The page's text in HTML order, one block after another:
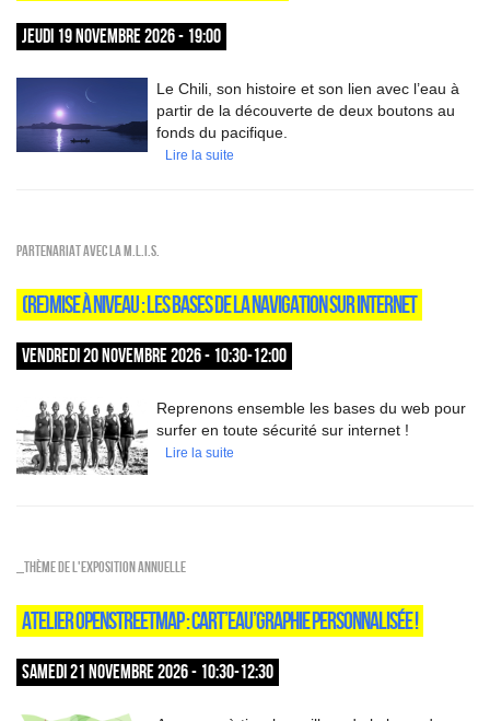
JEUDI 19 NOVEMBRE 2026 - 19:00
Le Chili, son histoire et son lien avec l’eau à
partir de la découverte de deux boutons au
fonds du pacifique.
Lire la suite
Partenariat avec la M.L.I.S.
(RE)MISE À NIVEAU : LES BASES DE LA NAVIGATION SUR INTERNET
VENDREDI 20 NOVEMBRE 2026 - 10:30-12:00
Reprenons ensemble les bases du web pour
surfer en toute sécurité sur internet !
Lire la suite
_Thème de l'exposition annuelle
ATELIER OPENSTREETMAP : CART’EAU’GRAPHIE PERSONNALISÉE !
SAMEDI 21 NOVEMBRE 2026 - 10:30-12:30